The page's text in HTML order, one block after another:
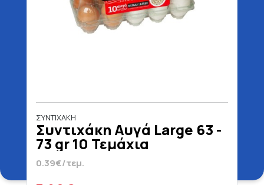
ΣΥΝΤΙΧΑΚΗ
Συντιχάκη Αυγά Large 63 -
73 gr 10 Τεμάχια
0.39€/τεμ.